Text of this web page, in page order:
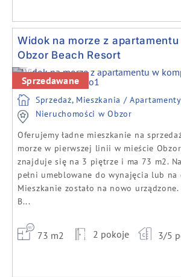
Widok na morze z
Obzor Beach Resort
Previous
Sprzedawane
Sprzedaż, Mieszkania / Apartamenty
Nieruchomości w Obzor
Oferujemy ładne mieszkanie na
morze w pierwszej linii w mieście
znajduje się na 3 piętrze i ma 73 m2.
pełni umeblowane do wynajęcia lub na
Mieszkanie zostało na nowo
B...
73 m2 2 pokoje 3/5